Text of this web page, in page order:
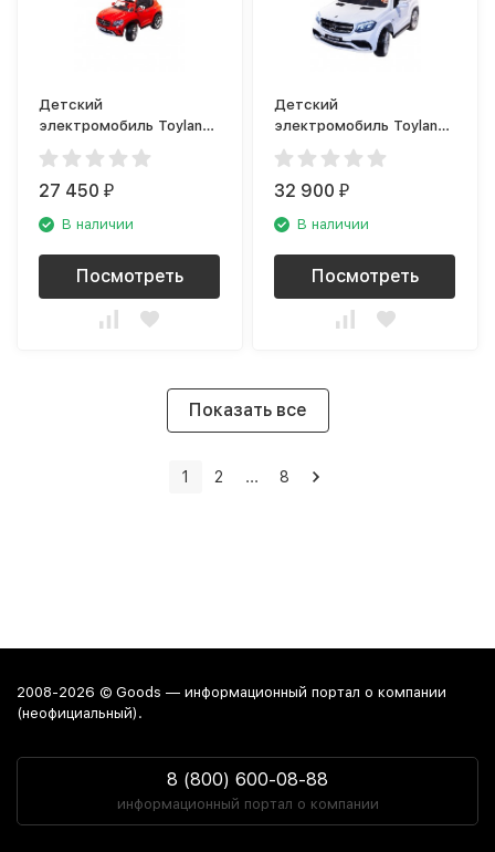
Детский
электромобиль Toyland
Mercedes Benz GLA R
653 красный
27 450₽
В наличии
Посмотреть
Детский
электромобиль Toyland
Mercedes Benz GLS 63
белый
32 900₽
В наличии
Посмотреть
Показать все
1 2 ... 8
2008-2026 © Goods — информационный портал о компании
(неофициальный).
8 (800) 600-08-88
информационный портал о компании